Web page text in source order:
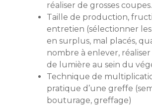
réaliser de grosses
Taille de production,
entretien (sélectionner
en surplus, mal placés,
nombre à enlever,
de lumière au sein du
Technique de
pratique d’une greffe
bouturage, greffage)